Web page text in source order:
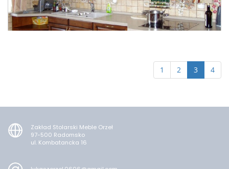
1 2 3 4
Zakład Stolarski Meble Orzeł
97-500 Radomsko
ul. Kombatancka 16